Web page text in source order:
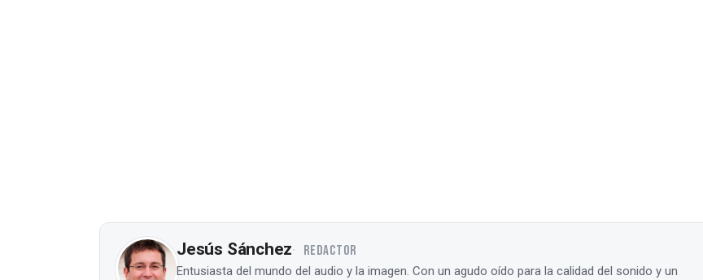
Jesús Sánchez REDACTOR
Entusiasta del mundo del audio y la imagen. Con un agudo oído para la calidad del sonido y un